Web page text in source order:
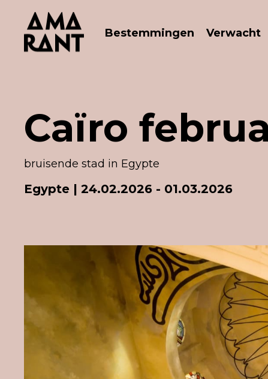
Bestemmingen Verwacht
Caïro
bruisende stad in Egypte
Egypte | 24.02.2026 - 01.03.2026